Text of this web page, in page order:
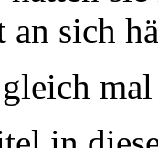
sich